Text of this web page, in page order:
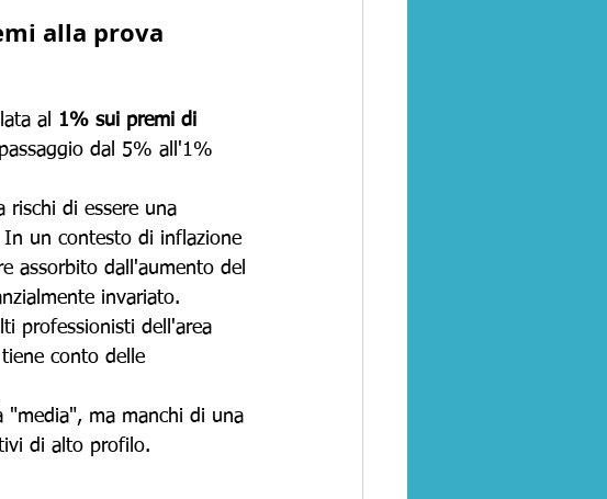
alla prova
al
1% sui premi di
dal 5% all'1%
rischi di essere una
un contesto di inflazione
assorbito dall'aumento del
invariato.
professionisti dell'area
conto delle
"media", ma manchi di una
di alto profilo.